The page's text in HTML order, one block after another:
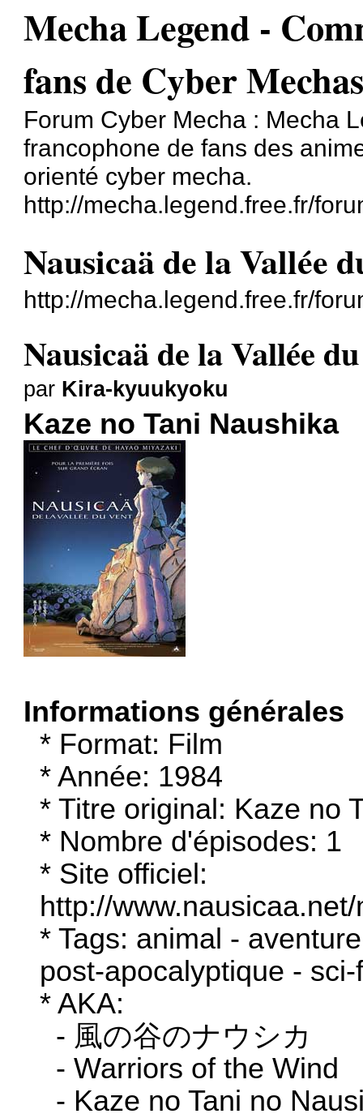
Mecha Legend -
fans de Cyber
Forum Cyber Mecha : Mecha
francophone de fans des
orienté cyber mecha.
http://mecha.legend.free.fr/
Nausicaä de la Vallée
http://mecha.legend.free.fr/
Nausicaä de la Vallée
par Kira-kyuukyoku
Kaze no Tani Naushika
Informations générales
* Format: Film
* Année: 1984
* Titre original: Kaze no
* Nombre d'épisodes: 1
* Site officiel:
http://
* Tags: animal -
post-apocalyptique - sci-
* AKA:
- 風の谷のナウシカ
- Warriors of the Wind
- Kaze no Tani no